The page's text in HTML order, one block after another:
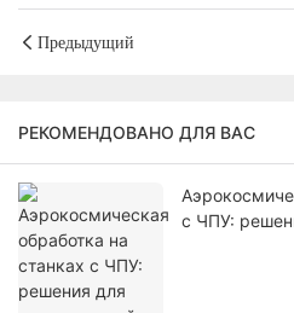
Предыдущий
РЕКОМЕНДОВАНО ДЛЯ ВАС
с ЧПУ: